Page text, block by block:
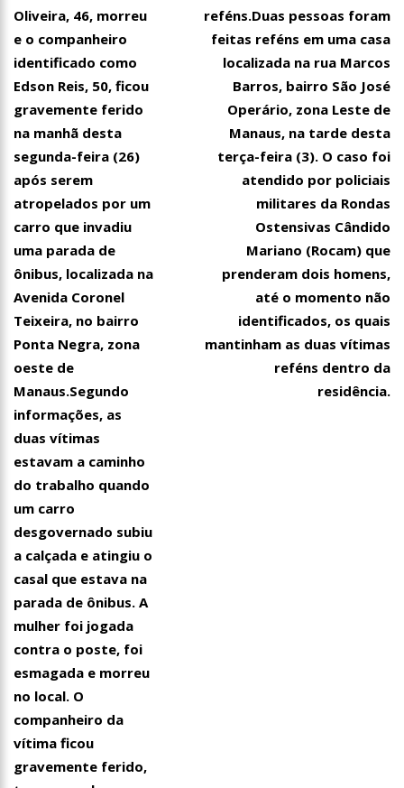
Vem ai o Bloco das Abandonadas do Nucleo 13 na
Oliveira, 46, morreu
e o companheiro
identificado como
Edson Reis, 50, ficou
gravemente ferido
na manhã desta
segunda-feira (26)
após serem
atropelados por um
carro que invadiu
uma parada de
ônibus, localizada na
Avenida Coronel
Teixeira, no bairro
Ponta Negra, zona
oeste de
Manaus.Segundo
informações, as
duas vítimas
estavam a caminho
do trabalho quando
um carro
desgovernado subiu
a calçada e atingiu o
casal que estava na
parada de ônibus. A
mulher foi jogada
contra o poste, foi
esmagada e morreu
no local. O
companheiro da
vítima ficou
gravemente ferido,
reféns.Duas pessoas foram
feitas reféns em uma casa
localizada na rua Marcos
Barros, bairro São José
Operário, zona Leste de
Manaus, na tarde desta
terça-feira (3). O caso foi
atendido por policiais
militares da Rondas
Ostensivas Cândido
Mariano (Rocam) que
prenderam dois homens,
até o momento não
identificados, os quais
mantinham as duas vítimas
reféns dentro da
residência.